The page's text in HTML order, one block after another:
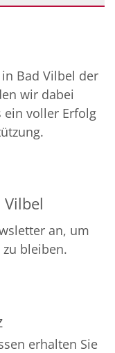
Bad Vilbel der
wir dabei
ein voller Erfolg
Vilbel
an, um
bleiben.
erhalten Sie